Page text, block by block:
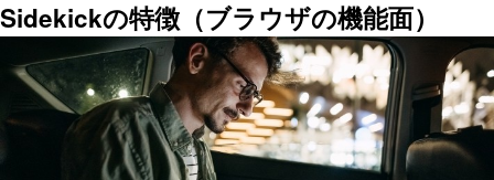
Sidekickの特徴（ブラウザの機能面）